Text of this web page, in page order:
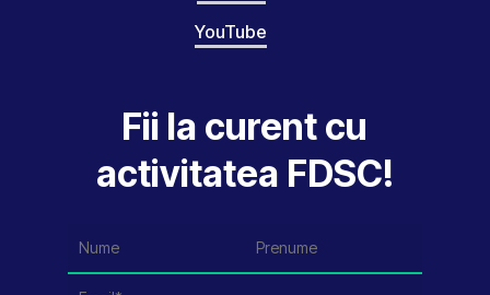
YouTube
Fii la curent cu
activitatea FDSC!